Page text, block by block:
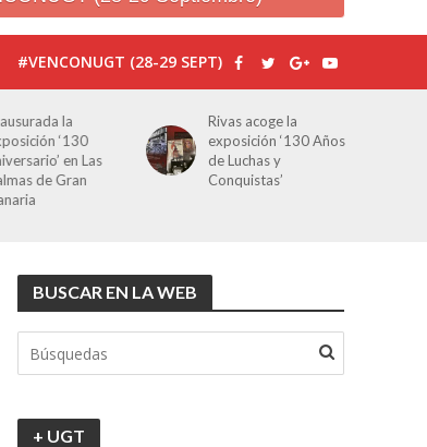
#VENCONUGT (28-29 SEPT)
la
‘130
en Las
de Gran
Rivas acoge la
exposición ‘130 Años
de Luchas y
Conquistas’
BUSCAR EN LA WEB
+ UGT